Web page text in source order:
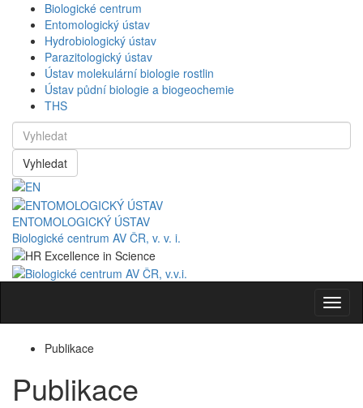
Biologické centrum
Entomologický ústav
Hydrobiologický ústav
Parazitologický ústav
Ústav molekulární biologie rostlin
Ústav půdní biologie a biogeochemie
THS
Vyhledat
ENTOMOLOGICKÝ ÚSTAV
Biologické centrum AV ČR, v. v. i.
Publikace
Publikace